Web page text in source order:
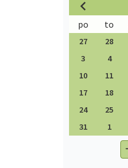
po
to
27 28
3
4
10
11
17
18
24
25
31
1